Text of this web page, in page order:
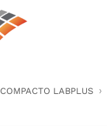
COMPACTO LABPLUS